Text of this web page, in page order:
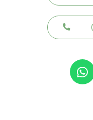
W
h
a